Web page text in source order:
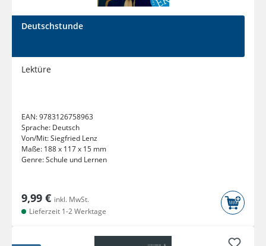
Deutschstunde
Lektüre
EAN:9783126758963
Sprache: Deutsch
Von/Mit:Siegfried Lenz
Maße: 188 x 117 x 15 mm
Genre:Schule und Lernen
9,99 € inkl. MwSt.
Lieferzeit 1-2 Werktage